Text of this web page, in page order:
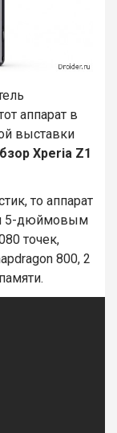
аппарат в
выставки
Xperia Z1
то аппарат
5-дюймовым
точек,
800, 2